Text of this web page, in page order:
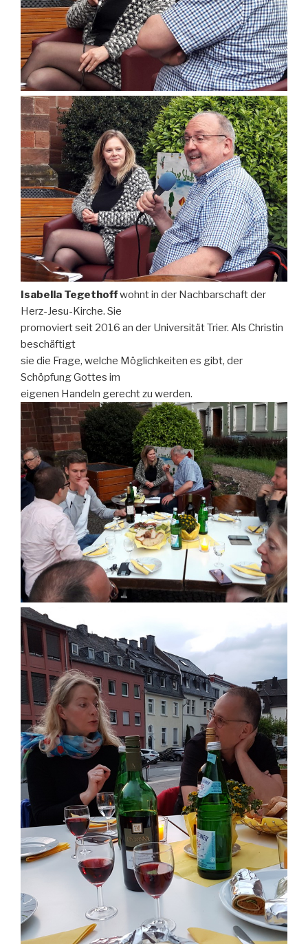
Isabella Tegethoffwohnt in der Nachbarschaft der
Herz-Jesu-Kirche. Sie
promoviert seit 2016 an der Universität Trier. Als Christin
beschäftigt
sie die Frage, welche Möglichkeiten es gibt, der
Schöpfung Gottes im
eigenen Handeln gerecht zu werden.